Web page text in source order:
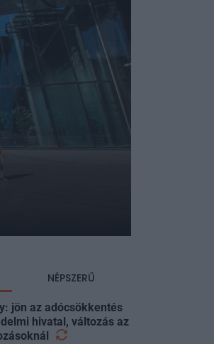
NÉPSZERŰ
jön az adócsökkentés
hivatal, változás az